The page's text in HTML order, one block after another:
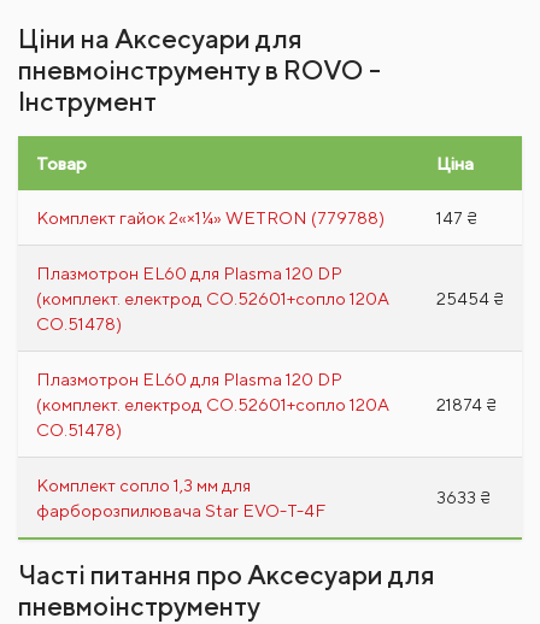
Ціни на Аксесуари для
пневмоінструменту в ROVO -
Інструмент
Товар Ціна
Комплект гайок 2«×1¼» WETRON (779788) 147 ₴
Плазмотрон EL60 для Plasma 120 DP
(комплект. електрод CO.52601+сопло 120А
CO.51478)
25454 ₴
Плазмотрон EL60 для Plasma 120 DP
(комплект. електрод CO.52601+сопло 120А
CO.51478)
21874 ₴
Комплект сопло 1,3 мм для
фарборозпилювача Star EVO-T-4F
3633 ₴
Часті питання про Аксесуари для
пневмоінструменту